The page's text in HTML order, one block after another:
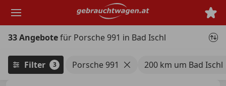
Hauptinhalt
33 Angebotefür Porsche 991 in Bad Ischl
Filter 3 Porsche 991 200 km um Bad Ischl